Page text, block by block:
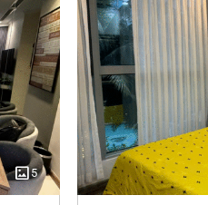
imagesmode5